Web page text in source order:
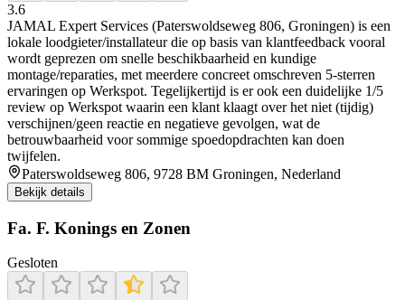
3.6
JAMAL Expert Services (Paterswoldseweg 806, Groningen) is een
lokale loodgieter/installateur die op basis van klantfeedback vooral
wordt geprezen om snelle beschikbaarheid en kundige
montage/reparaties, met meerdere concreet omschreven 5-sterren
ervaringen op Werkspot. Tegelijkertijd is er ook een duidelijke 1/5
review op Werkspot waarin een klant klaagt over het niet (tijdig)
verschijnen/geen reactie en negatieve gevolgen, wat de
betrouwbaarheid voor sommige spoedopdrachten kan doen
twijfelen.
Paterswoldseweg 806, 9728 BM Groningen, Nederland
Bekijk details
Fa. F. Konings en Zonen
Gesloten